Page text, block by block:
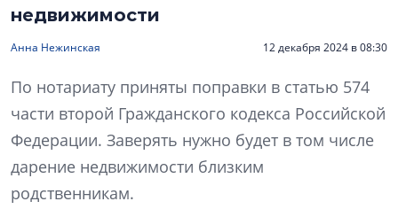
недвижимости
Анна Нежинская 12 декабря 2024 в 08:30
По нотариату приняты поправки в статью 574
части второй Гражданского кодекса Российской
Федерации. Заверять нужно будет в том числе
дарение недвижимости близким
родственникам.